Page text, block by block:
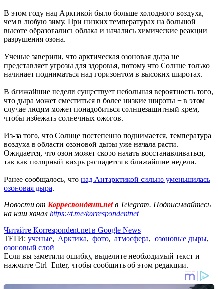
В этом году над Арктикой было больше холодного воздуха,
чем в любую зиму. При низких температурах на большой
высоте образовались облака и начались химические реакции
разрушения озона.
Ученые заверили, что арктическая озоновая дыра не
представляет угрозы для здоровья, потому что Солнце только
начинает подниматься над горизонтом в высоких широтах.
В ближайшие недели существует небольшая вероятность того,
что дыра может сместиться в более низкие широты − в этом
случае людям может понадобиться солнцезащитный крем,
чтобы избежать солнечных ожогов.
Из-за того, что Солнце постепенно поднимается, температура
воздуха в области озоновой дыры уже начала расти.
Ожидается, что озон может скоро начать восстанавливаться,
так как полярный вихрь распадется в ближайшие недели.
Ранее сообщалось, что над Антарктикой сильно уменьшилась
озоновая дыра.
Новости от Корреспондент.netв Telegram. Подписывайтесь
на наш канал https://t.me/korrespondentnet
Читайте Korrespondent.net в Google News
ТЕГИ: ученые, Арктика, фото, атмосфера, озоновые дыры,
озоновый слой
Если вы заметили ошибку, выделите необходимый текст и
нажмите Ctrl+Enter, чтобы сообщить об этом редакции.